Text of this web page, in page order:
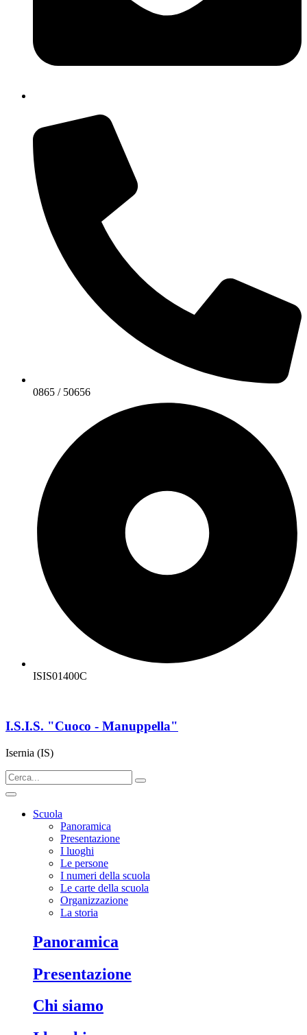
0865 / 50656
ISIS01400C
I.S.I.S. "Cuoco - Manuppella"
Isernia (IS)
Scuola
Panoramica
Presentazione
I luoghi
Le persone
I numeri della scuola
Le carte della scuola
Organizzazione
La storia
panoramica
presentazione
chi siamo